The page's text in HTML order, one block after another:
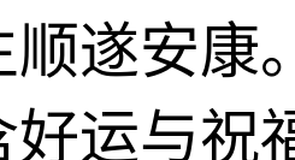
遂安康
运与祝